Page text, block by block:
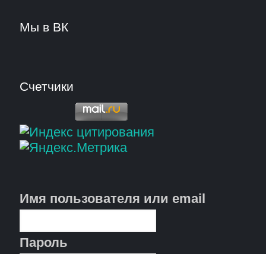
Мы в ВК
Счетчики
Имя пользователя или email
Пароль